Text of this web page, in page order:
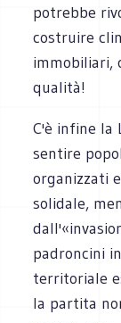
potrebbe
costruire
immobiliari,
qualità!
C'è infine la
sentire
organizzati
solidale,
padroncini
territoriale
la partita